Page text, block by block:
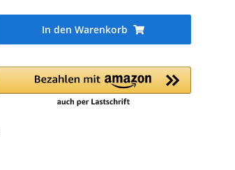
In den Warenkorb